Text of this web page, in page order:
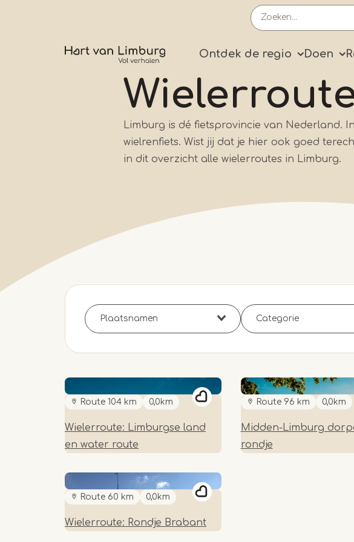
Primary
Ontdek de regio Doen
Limburg is dé fietsprovincie van Nederland.
wielrenfiets. Wist jij dat je hier ook goed
in dit overzicht alle wielerroutes in Limburg.
Route 104 km 0,0km
Wielerroute: Limburgse land
en water route
Route 96 km 0,0km
Midden-Limburg
rondje
Route 60 km 0,0km
Wielerroute: Rondje Brabant